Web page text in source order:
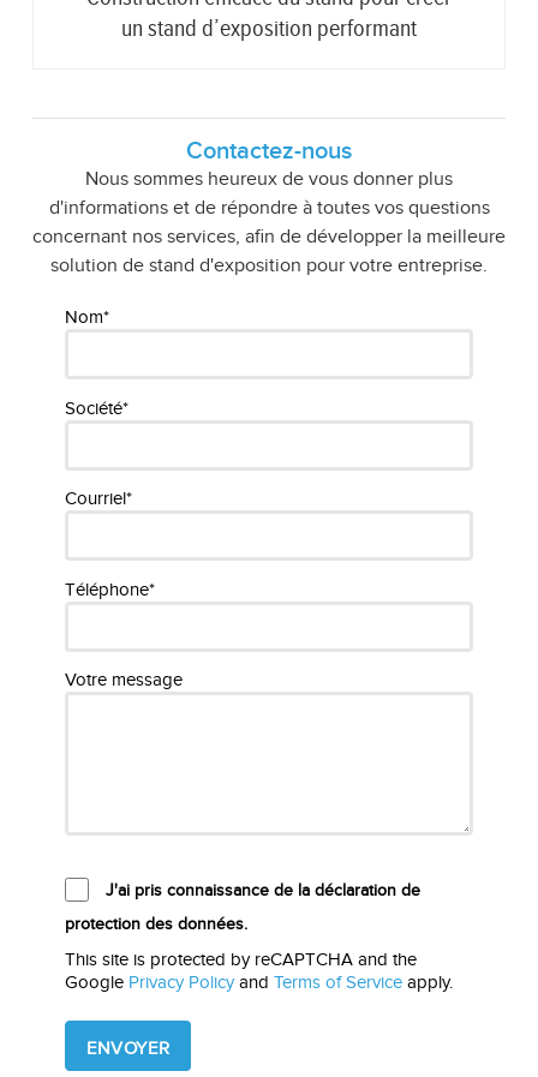
un stand d’exposition performant
Contactez-nous
Nous sommes heureux de vous donner plus
d'informations et de répondre à toutes vos questions
concernant nos services, afin de développer la meilleure
solution de stand d'exposition pour votre entreprise.
Nom*
Société*
Courriel*
Téléphone*
Votre message
J'ai pris connaissance de la déclaration de
protection des données.
This site is protected by reCAPTCHA and the
Google Privacy Policyand Terms of Service apply.
leave
this
field